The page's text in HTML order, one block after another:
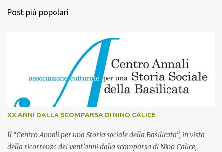
Post più popolari
XX ANNI DALLA SCOMPARSA DI NINO CALICE
Il “Centro Annali per una Storia sociale della Basilicata”, in vista
della ricorrenza dei vent’anni dalla scomparsa di Nino Calice,